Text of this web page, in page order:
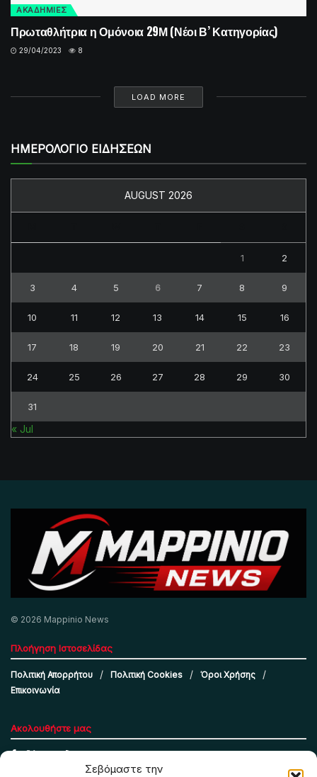
Σεβόμαστε την
ΑΚΑΔΗΜΙΕΣ
Πρωταθλήτρια η Ομόνοια 29Μ (Νέοι Β’ Κατηγορίας)
29/04/2023 8
LOAD MORE
ΗΜΕΡΟΛΟΓΙΟ ΕΙΔΗΣΕΩΝ
AUGUST 2026
1 2
3 4 5 6 7 8 9
10 11 12 13 14 15 16
17 18 19 20 21 22 23
24 25 26 27 28 29 30
31
« Jul
© 2026 Mappinio News
Πλοήγηση Ιστοσελίδας
Πολιτική Απορρήτου Πολιτική Cookies
Όροι Χρήσης
Επικοινωνία
Ακολουθήστε μας